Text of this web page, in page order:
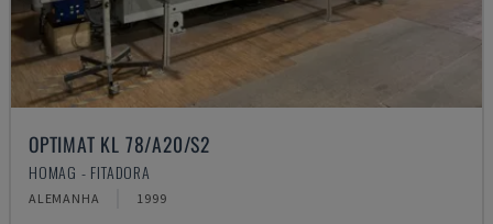
OPTIMAT KL 78/A20/S2
HOMAG - FITADORA
ALEMANHA 1999